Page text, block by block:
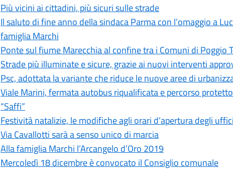
Più vicini ai cittadini, più sicuri sulle strade
Il saluto di fine anno della sindaca Parma con l’omaggio a
famiglia Marchi
Ponte sul fiume Marecchia al confine tra i Comuni di Poggio
Strade più illuminate e sicure, grazie ai nuovi interventi
Psc, adottata la variante che riduce le nuove aree di
Viale Marini, fermata autobus riqualificata e percorso
“Saffi”
Festività natalizie, le modifiche agli orari d’apertura degli
Via Cavallotti sarà a senso unico di marcia
Alla famiglia Marchi l’Arcangelo d’Oro 2019
Mercoledì 18 dicembre è convocato il Consiglio comunale